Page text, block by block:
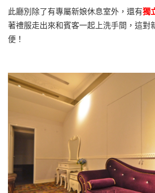
此廳別除了有專屬新娘休息室外，還有獨
著禮服走出來和賓客一起上洗手間，這對
便！